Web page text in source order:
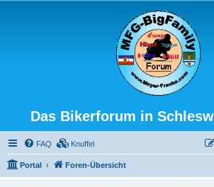
Das Bikerforum in
FAQ Knuffel
Portal Foren-Übersicht